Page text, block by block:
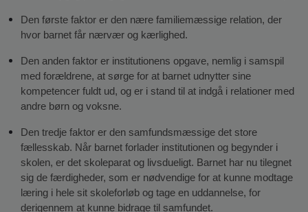
Den første faktor er den nære familiemæssige relation, der
hvor barnet får nærvær og kærlighed.
Den anden faktor er institutionens opgave, nemlig i samspil
med forældrene, at sørge for at barnet udnytter sine
kompetencer fuldt ud, og er i stand til at indgå i relationer med
andre børn og voksne.
Den tredje faktor er den samfundsmæssige det store
fællesskab. Når barnet forlader institutionen og begynder i
skolen, er det skoleparat og livsdueligt. Barnet har nu tilegnet
sig de færdigheder, som er nødvendige for at kunne modtage
læring i hele sit skoleforløb og tage en uddannelse, for
derigennem at kunne bidrage til samfundet.